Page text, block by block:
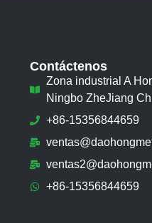
Contáctenos
Zona industrial A
Ningbo ZheJiang
+86-15356844659
+86-15356844659